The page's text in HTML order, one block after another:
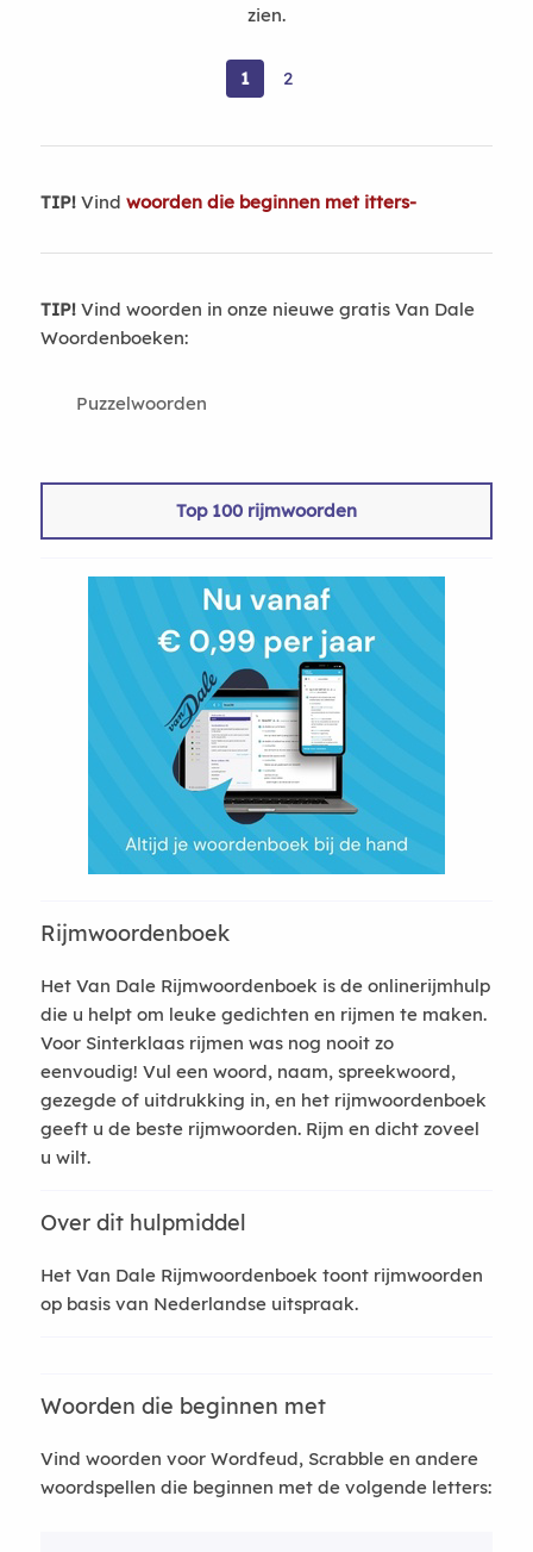
zien.
1 2
TIP!Vind woorden die beginnen met itters-
TIP!Vind woorden in onze nieuwe gratis Van Dale
Woordenboeken:
Puzzelwoorden
Top 100 rijmwoorden
Rijmwoordenboek
Het Van Dale Rijmwoordenboek is de onlinerijmhulp
die u helpt om leuke gedichten en rijmen te maken.
Voor Sinterklaas rijmen was nog nooit zo
eenvoudig! Vul een woord, naam, spreekwoord,
gezegde of uitdrukking in, en het rijmwoordenboek
geeft u de beste rijmwoorden. Rijm en dicht zoveel
u wilt.
Over dit hulpmiddel
Het Van Dale Rijmwoordenboek toont rijmwoorden
op basis van Nederlandse uitspraak.
Woorden die beginnen met
Vind woorden voor Wordfeud, Scrabble en andere
woordspellen die beginnen met de volgende letters: